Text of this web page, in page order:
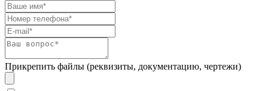
Прикрепить файлы (реквизиты, документацию, чертежи)